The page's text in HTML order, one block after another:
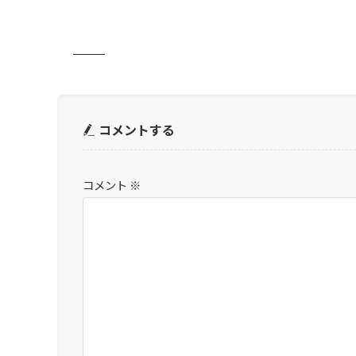
コメントする
コメント ※